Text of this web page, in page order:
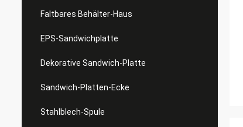
Faltbares Behälter-Haus
EPS-Sandwichplatte
Dekorative Sandwich-Platte
Sandwich-Platten-Ecke
Stahlblech-Spule